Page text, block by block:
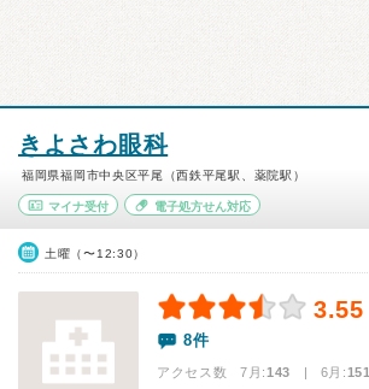
きよさわ眼科
福岡県福岡市中央区平尾（西鉄平尾駅、薬院駅）
マイナ受付 電子処方せん対応
土曜（〜12:30）
3.55
8件
アクセス数 7月:143 | 6月:151